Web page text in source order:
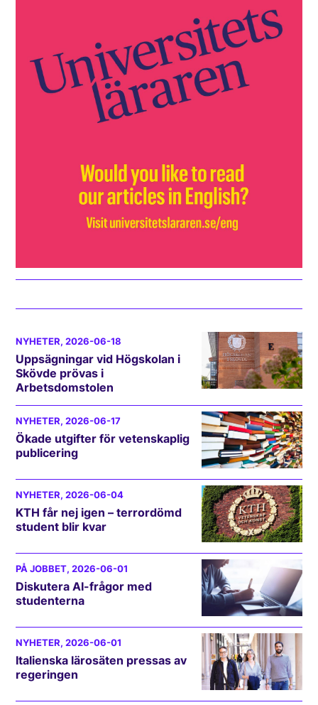
NYHETER, 2026-06-18
Uppsägningar vid Högskolan i
Skövde prövas i
Arbetsdomstolen
NYHETER, 2026-06-17
Ökade utgifter för vetenskaplig
publicering
NYHETER, 2026-06-04
KTH får nej igen – terrordömd
student blir kvar
PÅ JOBBET, 2026-06-01
Diskutera AI-frågor med
studenterna
NYHETER, 2026-06-01
Italienska lärosäten pressas av
regeringen